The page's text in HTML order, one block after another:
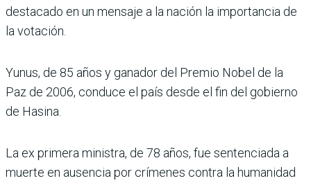
destacado en un mensaje a la nación la importancia de
la votación.
Yunus, de 85 años y ganador del Premio Nobel de la
Paz de 2006, conduce el país desde el fin del gobierno
de Hasina.
La ex primera ministra, de 78 años, fue sentenciada a
muerte en ausencia por crímenes contra la humanidad